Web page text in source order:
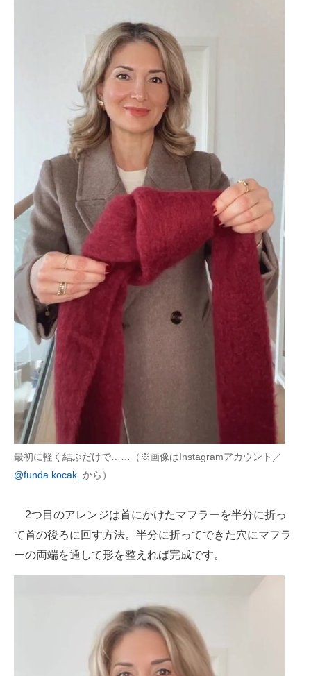
最初に軽く結ぶだけで……（※画像はInstagramアカウント／
@funda.kocak_ から）
2つ目のアレンジは首にかけたマフラーを半分に折っ
て首の後ろに回す方法。半分に折ってできた穴にマフラ
ーの両端を通して形を整えれば完成です。